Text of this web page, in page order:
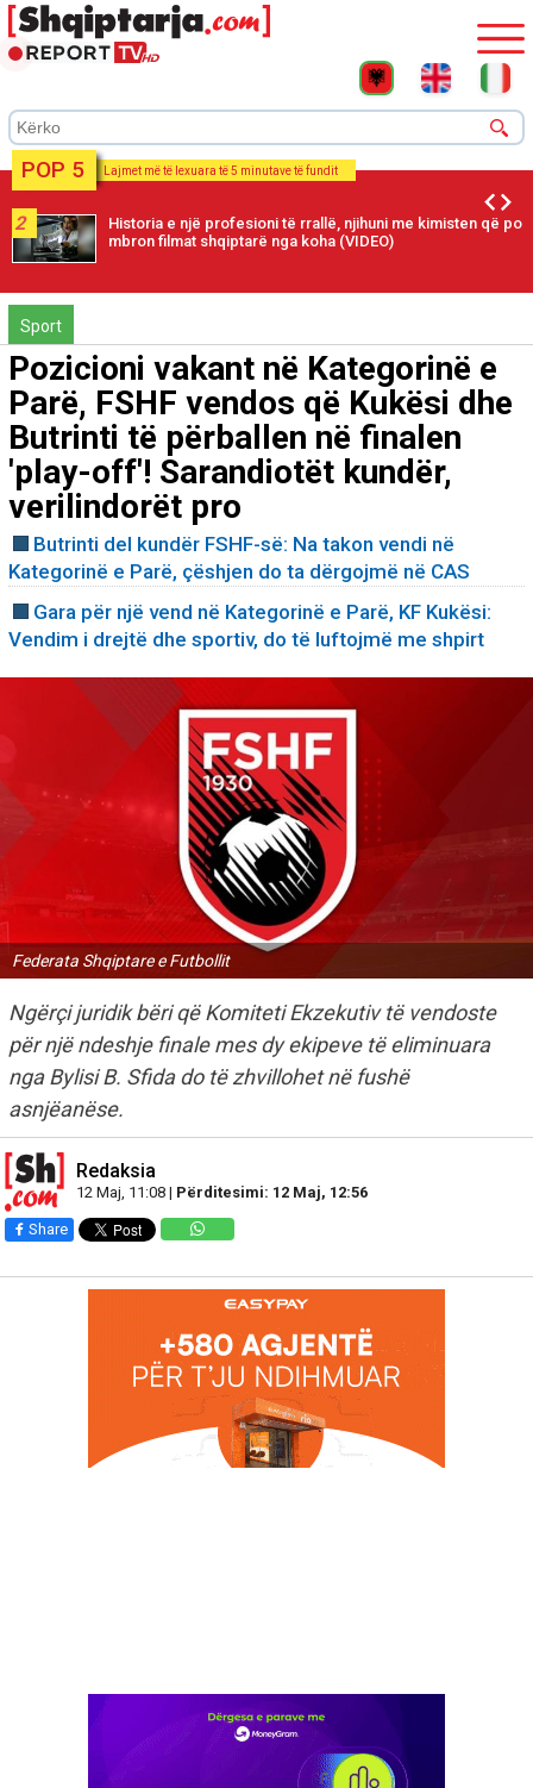
POP 5 Lajmet më të lexuara të 5 minutave të fundit
2
Historia e një profesioni të rrallë, njihuni me kimisten që po
mbron filmat shqiptarë nga koha (VIDEO)
Sport
Pozicioni vakant në Kategorinë e
Parë, FSHF vendos që Kukësi dhe
Butrinti të përballen në finalen
'play-off'! Sarandiotët kundër,
verilindorët pro
Butrinti del kundër FSHF-së: Na takon vendi në
Kategorinë e Parë, çëshjen do ta dërgojmë në CAS
Gara për një vend në Kategorinë e Parë, KF Kukësi:
Vendim i drejtë dhe sportiv, do të luftojmë me shpirt
Federata Shqiptare e Futbollit
Ngërçi juridik bëri që Komiteti Ekzekutiv të vendoste
për një ndeshje finale mes dy ekipeve të eliminuara
nga Bylisi B. Sfida do të zhvillohet në fushë
asnjëanëse.
Redaksia
12 Maj, 11:08 | Përditesimi: 12 Maj, 12:56
Share